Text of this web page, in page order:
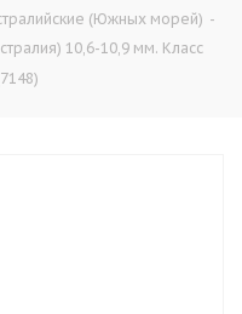
(Южных морей) -
10,6-10,9 мм. Класс